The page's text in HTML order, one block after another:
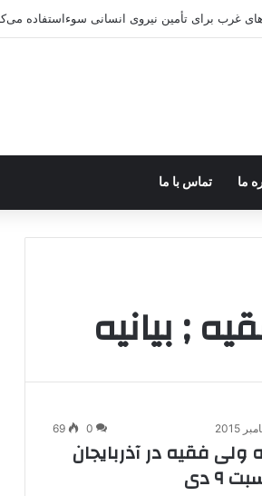
غرب برای تأمین نیروی انسانی سوءاستفاده
ما تماس با ما
0
69
ولی فقیه در آذربایجان
۹ دی